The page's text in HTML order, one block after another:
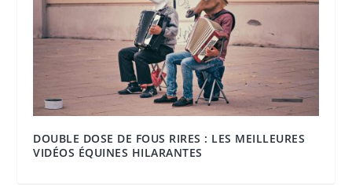
DOUBLE DOSE DE FOUS RIRES : LES MEILLEURES
VIDÉOS ÉQUINES HILARANTES